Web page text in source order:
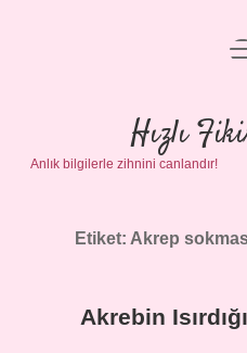
Gizlilik
Yasal
Hızlı
Anlık bilgilerle zihnini canlandır!
Etiket: Akrep
Akrebin